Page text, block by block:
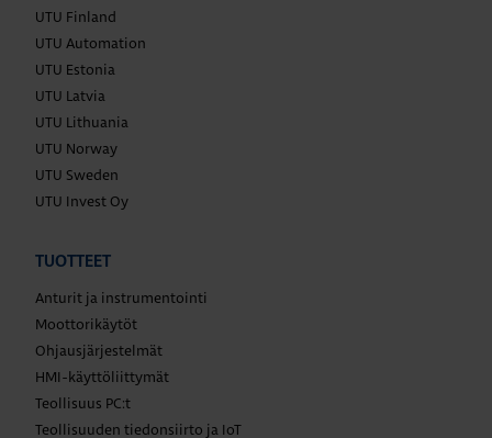
UTU Finland
UTU Automation
UTU Estonia
UTU Latvia
UTU Lithuania
UTU Norway
UTU Sweden
UTU Invest Oy
TUOTTEET
Anturit ja instrumentointi
Moottorikäytöt
Ohjausjärjestelmät
HMI-käyttöliittymät
Teollisuus PC:t
Teollisuuden tiedonsiirto ja IoT